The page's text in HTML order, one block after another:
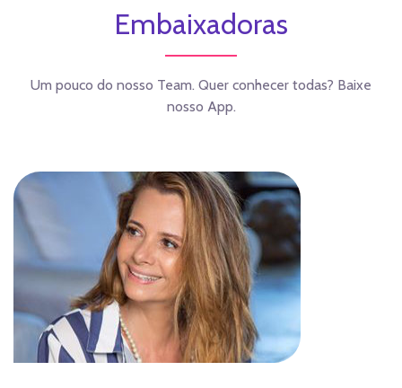
Embaixadoras
Um pouco do nosso Team. Quer conhecer todas? Baixe
nosso App.